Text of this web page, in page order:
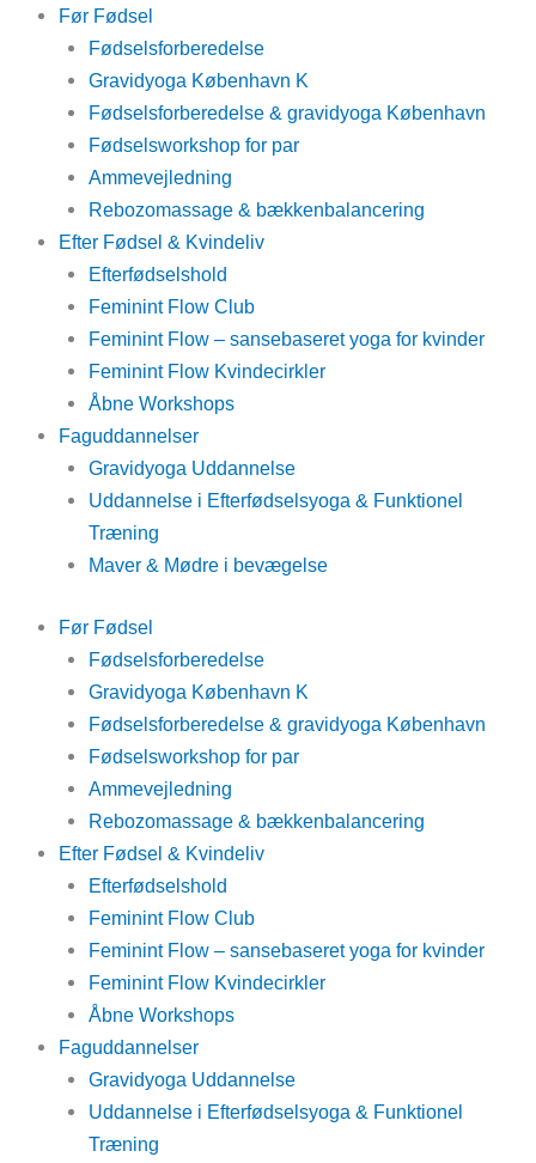
Før Fødsel
Fødselsforberedelse
Gravidyoga København K
Fødselsforberedelse & gravidyoga København
Fødselsworkshop for par
Ammevejledning
Rebozomassage & bækkenbalancering
Efter Fødsel & Kvindeliv
Efterfødselshold
Feminint Flow Club
Feminint Flow – sansebaseret yoga for kvinder
Feminint Flow Kvindecirkler
Åbne Workshops
Faguddannelser
Gravidyoga Uddannelse
Uddannelse i Efterfødselsyoga & Funktionel
Træning
Maver & Mødre i bevægelse
Før Fødsel
Fødselsforberedelse
Gravidyoga København K
Fødselsforberedelse & gravidyoga København
Fødselsworkshop for par
Ammevejledning
Rebozomassage & bækkenbalancering
Efter Fødsel & Kvindeliv
Efterfødselshold
Feminint Flow Club
Feminint Flow – sansebaseret yoga for kvinder
Feminint Flow Kvindecirkler
Åbne Workshops
Faguddannelser
Gravidyoga Uddannelse
Uddannelse i Efterfødselsyoga & Funktionel
Træning
Main
Menu